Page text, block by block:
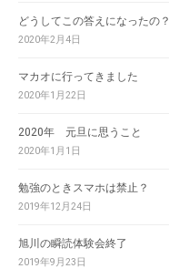
どうしてこの答えになったの？
2020年2月4日
マカオに行ってきました
2020年1月22日
2020年 元旦に思うこと
2020年1月1日
勉強のときスマホは禁止？
2019年12月24日
旭川の瞬読体験会終了
2019年9月23日